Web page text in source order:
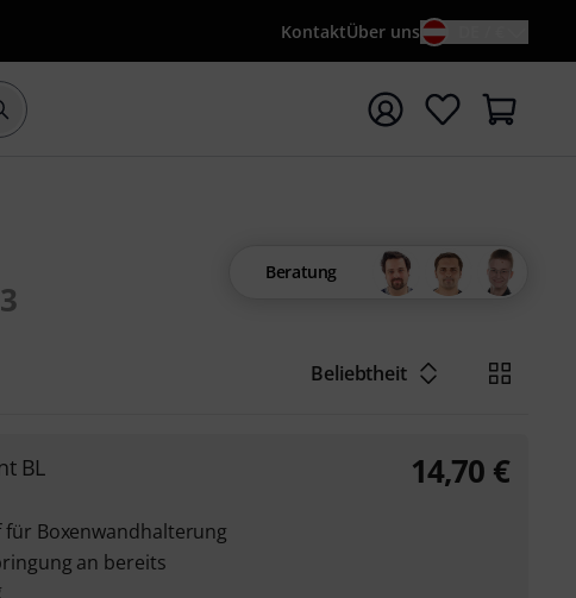
KontaktÜber uns
mit Suchwort {searchTerm} starten
3
Beratung
Beliebtheit
BL
Boxenwandhalterung
an bereits
14,70 €